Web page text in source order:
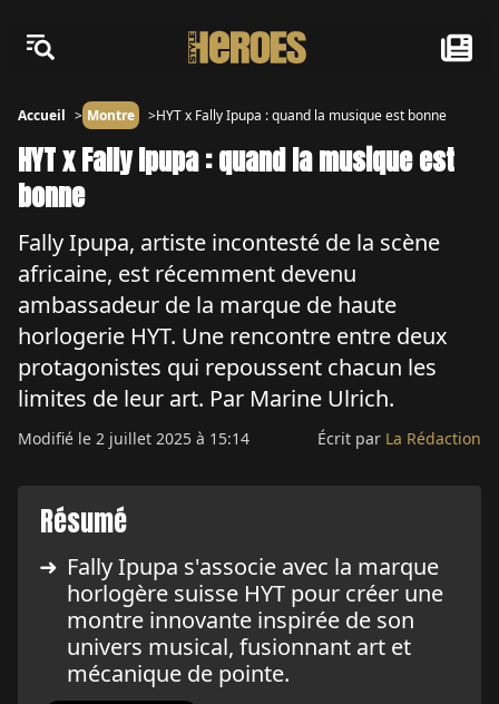
Accueil Montre HYT x Fally Ipupa : quand la musique est bonne
HYT x Fally Ipupa : quand la musique est
bonne
Fally Ipupa, artiste incontesté de la scène
africaine, est récemment devenu
ambassadeur de la marque de haute
horlogerie HYT. Une rencontre entre deux
protagonistes qui repoussent chacun les
limites de leur art. Par Marine Ulrich.
Modifié le 2 juillet 2025 à 15:14 Écrit par La Rédaction
Résumé
Fally Ipupa s'associe avec la marque
horlogère suisse HYT pour créer une
montre innovante inspirée de son
univers musical, fusionnant art et
mécanique de pointe.